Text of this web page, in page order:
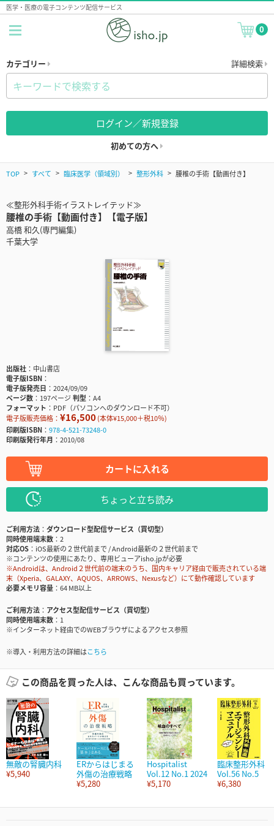
医学・医療の電子コンテンツ配信サービス
0
カテゴリー 詳細検索
ログイン／新規登録
初めての方へ
TOP すべて 臨床医学（領域別） 整形外科 腰椎の手術【動画付き】
≪整形外科手術イラストレイテッド≫
腰椎の手術【動画付き】【電子版】
高橋 和久(専門編集)
千葉大学
出版社
中山書店
電子版ISBN
電子版発売日
2024/09/09
ページ数
197ページ判型
A4
フォーマット
PDF（パソコンへのダウンロード不可）
電子版販売価格： ¥16,500(本体¥15,000＋税10％)
印刷版ISBN
978-4-521-73248-0
印刷版発行年月
2010/08
カートに入れる
ちょっと立ち読み
ご利用方法
ダウンロード型配信サービス（買切型）
同時使用端末数
2
対応OS
iOS最新の２世代前まで / Android最新の２世代前まで
※コンテンツの使用にあたり、専用ビューアisho.jpが必要
※Androidは、Android２世代前の端末のうち、国内キャリア経由で販売されている端
末（Xperia、GALAXY、AQUOS、ARROWS、Nexusなど）にて動作確認しています
必要メモリ容量
64 MB以上
ご利用方法
アクセス型配信サービス（買切型）
同時使用端末数
1
※インターネット経由でのWEBブラウザによるアクセス参照
※導入・利用方法の詳細はこちら
この商品を買った人は、こんな商品も買っています。
無敵の腎臓内科
¥5,940
ERからはじまる
外傷の治療戦略
¥5,280
Hospitalist
Vol.12 No.1 2024
¥5,170
臨床整形外科
Vol.56 No.5
¥6,380